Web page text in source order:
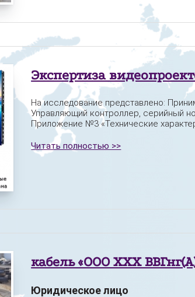
Экспертиза
На исследование представлено:
Управляющий контроллер, серийный
Приложение №3 «Технические
Читать полностью >>
кабель «ООО XXX
Юридическое лицо